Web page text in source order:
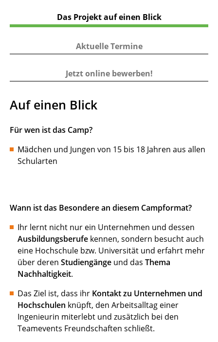
Das Projekt auf einen Blick
Aktuelle Termine
Jetzt online bewerben!
Auf einen Blick
Für wen ist das Camp?
Mädchen und Jungen von 15 bis 18 Jahren aus allen
Schularten
Wann ist das Besondere an diesem Campformat?
Ihr lernt nicht nur ein Unternehmen und dessen
Ausbildungsberufe kennen, sondern besucht auch
eine Hochschule bzw. Universität und erfahrt mehr
über deren Studiengänge und das Thema
Nachhaltigkeit.
Das Ziel ist, dass ihr Kontakt zu Unternehmen und
Hochschulen knüpft, den Arbeitsalltag einer
Ingenieurin miterlebt und zusätzlich bei den
Teamevents Freundschaften schließt.